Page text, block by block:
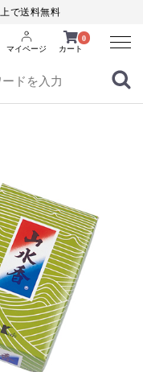
で送料無料
0
カート
マイページ
Menu